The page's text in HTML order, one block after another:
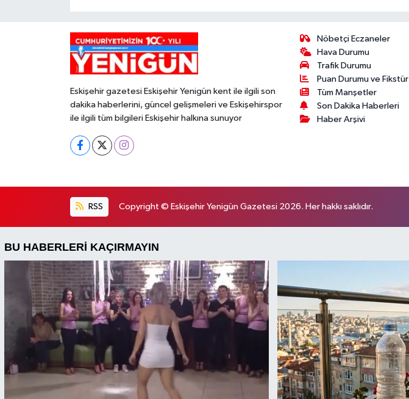
Eskişehir gazetesi Eskişehir Yenigün kent ile ilgili son
dakika haberlerini, güncel gelişmeleri ve Eskişehirspor
ile ilgili tüm bilgileri Eskişehir halkına sunuyor
Nöbetçi Eczaneler
Hava Durumu
Trafik Durumu
Puan Durumu ve Fikstür
Tüm Manşetler
Son Dakika Haberleri
Haber Arşivi
RSS Copyright © Eskişehir Yenigün Gazetesi 2026. Her hakkı saklıdır.